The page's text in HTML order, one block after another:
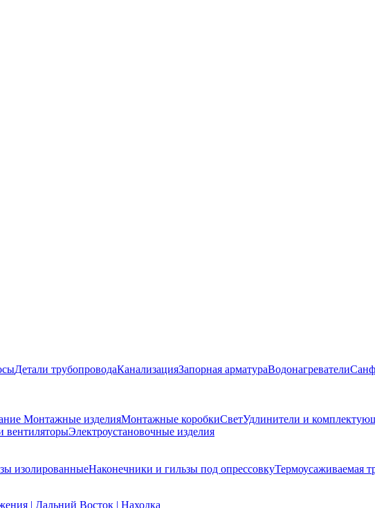
Детали трубопроводаКанализацияЗапорная арматураВодонагреватели
Монтажные изделияМонтажные коробкиСветУдлинители и
вентиляторыЭлектроустановочные изделия
изолированныеНаконечники и гильзы под опрессовкуТермоусаживаемая